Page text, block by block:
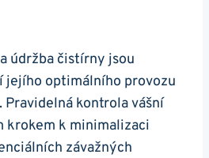
údržba čistírny jsou
jejího optimálního provozu
kontrola vášní
k minimalizaci
závažných